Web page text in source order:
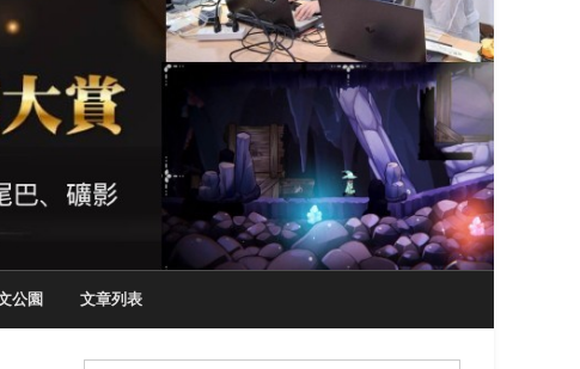
公園 文章列表